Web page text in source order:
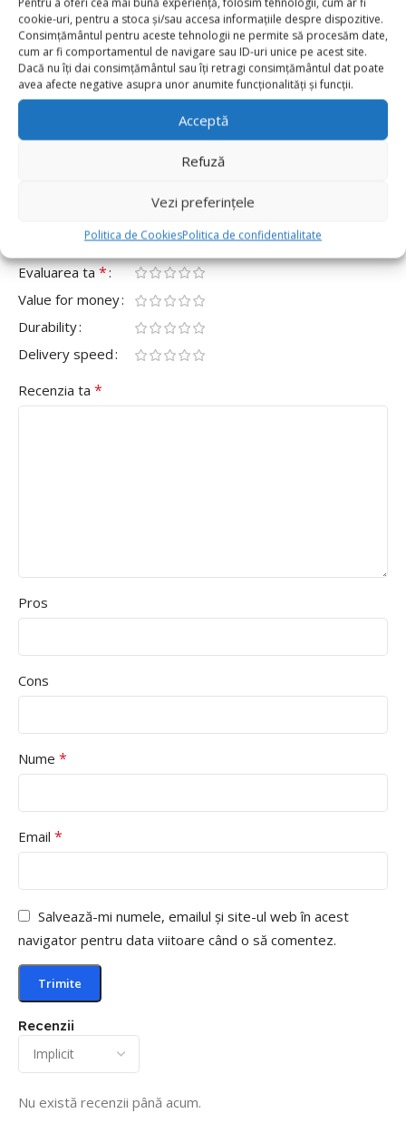
cookie-uri, pentru a stoca și/sau accesa informațiile despre dispozitive.
Consimțământul pentru aceste tehnologii ne permite să procesăm date,
cum ar fi comportamentul de navigare sau ID-uri unice pe acest site.
Dacă nu îți dai consimțământul sau îți retragi consimțământul dat poate
avea afecte negative asupra unor anumite funcționalități și funcții.
Acceptă
Refuză
Vezi preferințele
Politica de CookiesPolitica de confidentialitate
0
0
0
0
Recenzii
Nu există recenzii până acum.
Fii primul care scrii o recenzie pentru „Balon Folie
Adresa ta de email nu va fi publicată. Câmpurile obligatorii
sunt marcate cu*
Evaluarea ta*
Value for money
Durability
Delivery speed
Recenzia ta *
Pros
Cons
Nume *
Email *
Salvează-mi numele, emailul și site-ul web în acest
navigator pentru data viitoare când o să comentez.